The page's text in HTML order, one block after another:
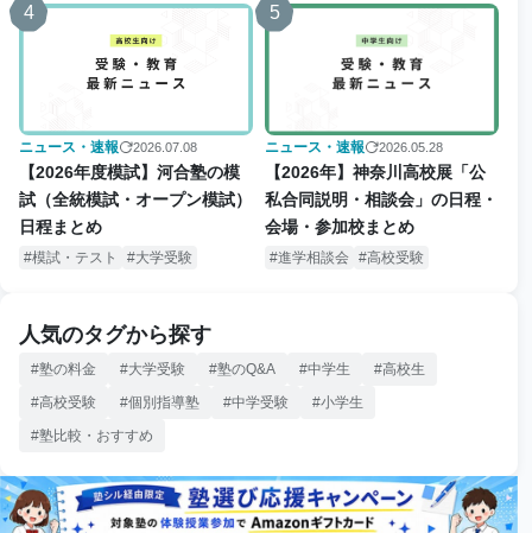
4
ニュース・速報 2026.07.08
【2026年度模試】河合塾の模
試（全統模試・オープン模試）
日程まとめ
模試・テスト 大学受験
5
ニュース・速報 2026.05.28
【2026年】神奈川高校展「公
私合同説明・相談会」の日程・
会場・参加校まとめ
進学相談会 高校受験
人気のタグから探す
塾の料金 大学受験 塾のQ&A 中学生
高校生
高校受験
個別指導塾 中学受験
小学生
塾比較・おすすめ